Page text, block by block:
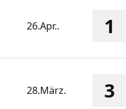
26.Apr.. 1
28.März. 3